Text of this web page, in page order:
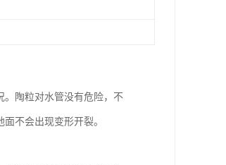
。陶粒对水管没有危险，不
不会出现变形开裂。